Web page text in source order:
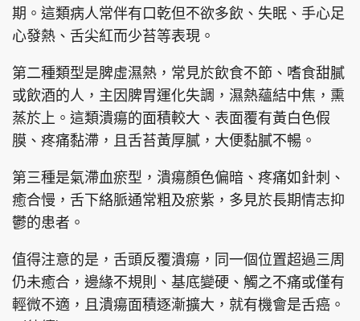
親子王 Oh!爸媽 JobMarket
頭條搵工 EDUPLUS
關於我們
聯絡我們
隱私政策聲明
使用條款
版權及免責聲明
Copyright © 東周網 版權所有 . 不得轉載
©Eastweek.com.hk. All rights reserved.
期。這類病人常伴有口乾但不欲多飲、失眠、手心足
心發熱、舌尖紅而少苔等表現。
第二種類型是脾虛濕熱，常見於飲食不節、嗜食甜膩
或飲酒的人，主因脾胃運化失調，濕熱蘊結中焦，熏
蒸於上。這類潰瘍的面積較大、表面覆有黃白色假
膜、疼痛黏滯，且舌苔黃厚膩，大便黏膩不暢。
第三種是氣滯血瘀型，潰瘍顏色偏暗、疼痛如針刺、
癒合慢，舌下絡脈通常粗及瘀紫，多見於長期情志抑
鬱的患者。
值得注意的是，舌頭反覆潰瘍，同一個位置超過三周
仍未癒合，邊緣不規則、基底變硬、觸之不痛或僅有
輕微不適，且潰瘍面積逐漸擴大，就有機會是舌癌。